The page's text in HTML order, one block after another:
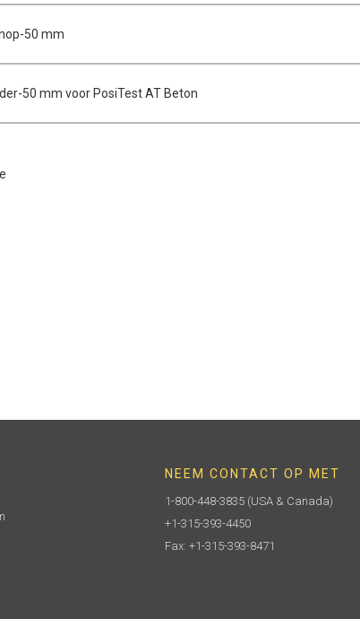
50 mm
50 mm voor PosiTest AT Beton
NEEM CONTACT OP MET
1-800-448-3835 (USA & Canada)
+1-315-393-4450
Fax: +1-315-393-8471